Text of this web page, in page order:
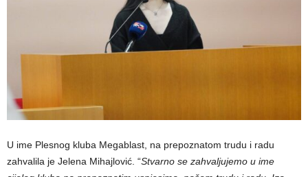
U ime Plesnog kluba Megablast, na prepoznatom trudu i radu
zahvalila je Jelena Mihajlović. “Stvarno se zahvaljujemo u ime